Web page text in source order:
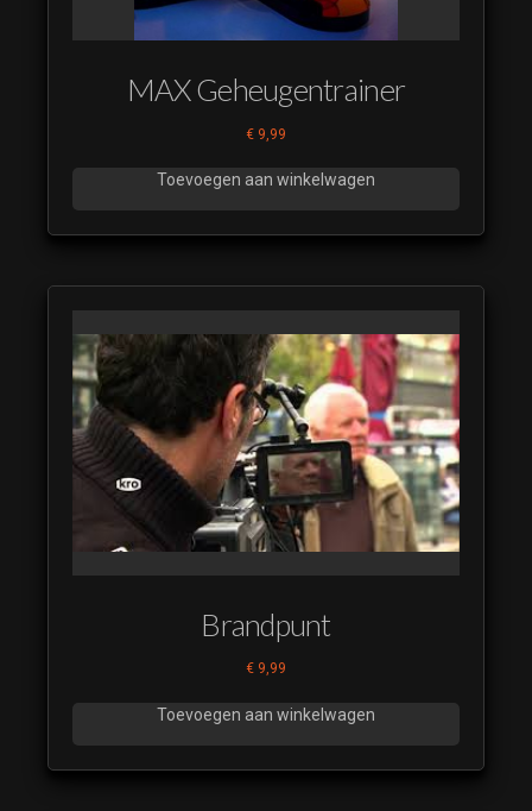
MAX Geheugentrainer
€ 9,99
Toevoegen aan winkelwagen
Brandpunt
€ 9,99
Toevoegen aan winkelwagen